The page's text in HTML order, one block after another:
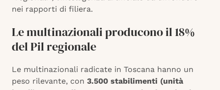
nei rapporti di filiera.
Le multinazionali producono il 18%
del Pil regionale
Le multinazionali radicate in Toscana hanno un
peso rilevante, con 3.500 stabilimenti (unità